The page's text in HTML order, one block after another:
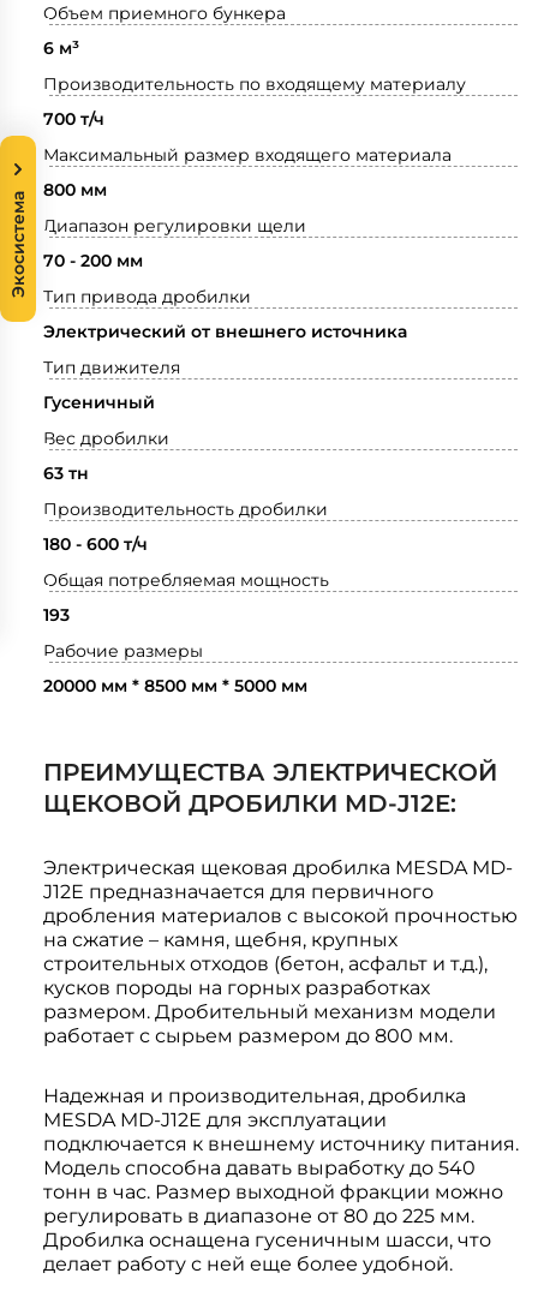
Объем приемного бункера
6 м³
Производительность по входящему материалу
700 т/ч
Максимальный размер входящего материала
800 мм
Диапазон регулировки щели
70 - 200 мм
Тип привода дробилки
Электрический от внешнего источника
Тип движителя
Гусеничный
Вес дробилки
63 тн
Производительность дробилки
180 - 600 т/ч
Общая потребляемая мощность
193
Рабочие размеры
20000 мм * 8500 мм * 5000 мм
ПРЕИМУЩЕСТВА ЭЛЕКТРИЧЕСКОЙ
ЩЕКОВОЙ ДРОБИЛКИ MD-J12E:
Электрическая щековая дробилка MESDA MD-
J12Е предназначается для первичного
дробления материалов с высокой прочностью
на сжатие – камня, щебня, крупных
строительных отходов (бетон, асфальт и т.д.),
кусков породы на горных разработках
размером. Дробительный механизм модели
работает с сырьем размером до 800 мм.
Надежная и производительная, дробилка
MESDA MD-J12Е для эксплуатации
подключается к внешнему источнику питания.
Модель способна давать выработку до 540
тонн в час. Размер выходной фракции можно
регулировать в диапазоне от 80 до 225 мм.
Дробилка оснащена гусеничным шасси, что
делает работу с ней еще более удобной.
Экосистема